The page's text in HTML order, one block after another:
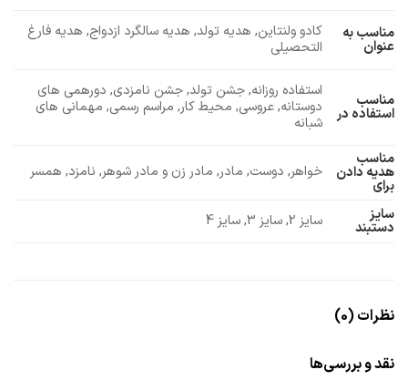
مناسب به
عنوان
کادو ولنتاین, هدیه تولد, هدیه سالگرد ازدواج, هدیه فارغ
التحصیلی
مناسب
استفاده در
استفاده روزانه, جشن تولد, جشن نامزدی, دورهمی های
دوستانه, عروسی, محیط کار, مراسم رسمی, مهمانی های
شبانه
مناسب
هدیه دادن
برای
خواهر, دوست, مادر, مادر زن و مادر شوهر, نامزد, همسر
سایز
دستبند سایز 2, سایز 3, سایز 4
نظرات (0)
نقد و بررسی‌ها